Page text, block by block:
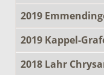
2019
2019 Kappel-
2018 Lahr